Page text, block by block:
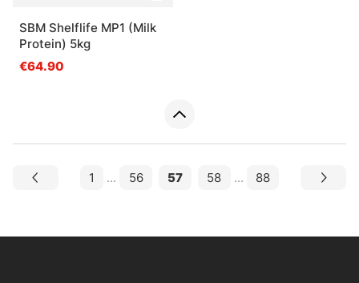
SBM Shelflife MP1 (Milk
Protein) 5kg
€64.90
1 ... 56 57 58 ... 88